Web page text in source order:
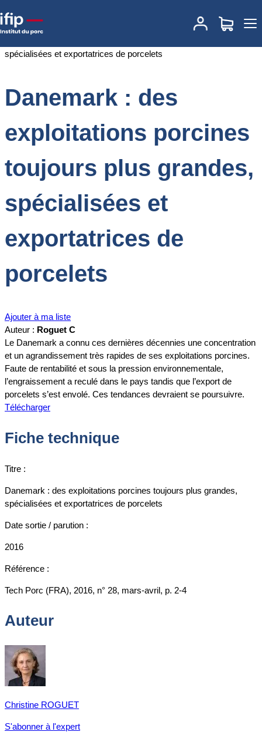
Accueil
Danemark : des exploitations porcines
toujours plus grandes, spécialisées et exportatrices de porcelets
Danemark : des
exploitations porcines
toujours plus grandes,
spécialisées et
exportatrices de
porcelets
Ajouter à ma liste
Auteur : Roguet C
Le Danemark a connu ces dernières décennies une concentration
et un agrandissement très rapides de ses exploitations porcines.
Faute de rentabilité et sous la pression environnementale,
l’engraissement a reculé dans le pays tandis que l’export de
porcelets s’est envolé. Ces tendances devraient se poursuivre.
Télécharger
Fiche technique
Titre :
Danemark : des exploitations porcines toujours plus grandes,
spécialisées et exportatrices de porcelets
Date sortie / parution :
2016
Référence :
Tech Porc (FRA), 2016, n° 28, mars-avril, p. 2-4
Auteur
Christine ROGUET
S'abonner à l'expert